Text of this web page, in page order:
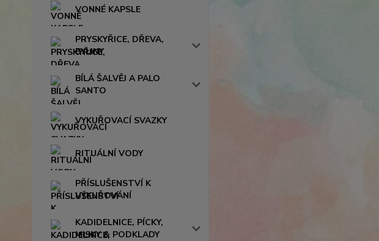
VONNÉ KAPSLE
PRYSKYŘICE, DŘEVA,
BYLINY
BÍLÁ ŠALVĚJ A PALO
SANTO
VYKUŘOVACÍ SVAZKY
RITUÁLNÍ VODY
PŘÍSLUŠENSTVÍ K
VYKUŘOVÁNÍ
KADIDELNICE, PÍCKY,
MISKY & PODKLADY